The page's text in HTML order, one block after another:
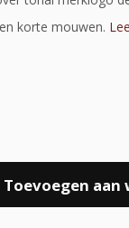
korte mouwen.
Toevoegen aan